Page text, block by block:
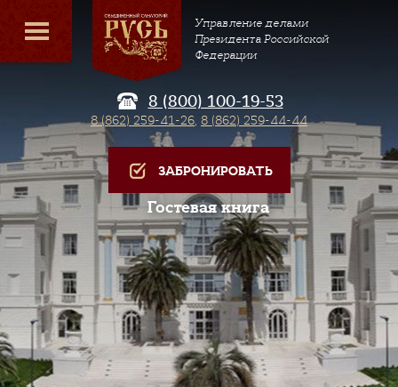
Управление делами
Президента Российской
Федерации
8 (800) 100-19-53
8 (862) 259-41-26, 8 (862) 259-44-44
ЗАБРОНИРОВАТЬ
Гостевая книга